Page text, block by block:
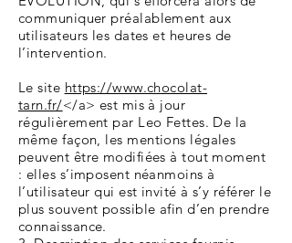
communiquer préalablement aux
utilisateurs les dates et heures de
l’intervention.
Le site https://www.chocolat-
tarn.fr/</a> est mis à jour
régulièrement par Leo Fettes. De la
même façon, les mentions légales
peuvent être modifiées à tout moment
: elles s’imposent néanmoins à
l’utilisateur qui est invité à s’y référer le
plus souvent possible afin d’en prendre
connaissance.